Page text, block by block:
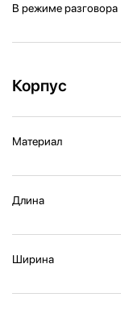
В режиме разговора
Корпус
Материал
Длина
Ширина